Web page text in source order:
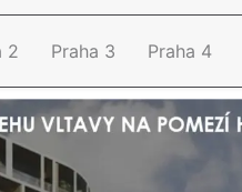
2 Praha 3 Praha 4